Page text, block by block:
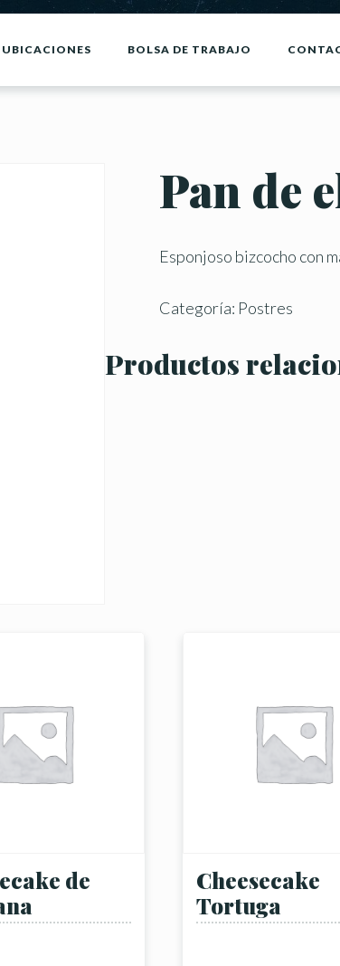
UBICACIONES BOLSA DE TRABAJO
Pan de
Esponjoso bizcocho con
Categoría: Postres
Productos
de
Cheesecake
Tortuga